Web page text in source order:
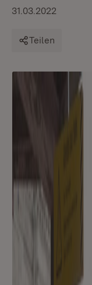
31.03.2022
Teilen